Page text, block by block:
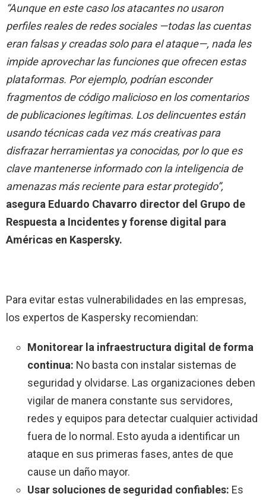
“Aunque en este caso los atacantes no usaron
perfiles reales de redes sociales —todas las cuentas
eran falsas y creadas solo para el ataque—, nada les
impide aprovechar las funciones que ofrecen estas
plataformas. Por ejemplo, podrían esconder
fragmentos de código malicioso en los comentarios
de publicaciones legítimas. Los delincuentes están
usando técnicas cada vez más creativas para
disfrazar herramientas ya conocidas, por lo que es
clave mantenerse informado con la inteligencia de
amenazas más reciente para estar protegido”,
asegura Eduardo Chavarro director del Grupo de
Respuesta a Incidentes y forense digital para
Américas en Kaspersky.
Para evitar estas vulnerabilidades en las empresas,
los expertos de Kaspersky recomiendan:
Monitorear la infraestructura digital de forma
continua: No basta con instalar sistemas de
seguridad y olvidarse. Las organizaciones deben
vigilar de manera constante sus servidores,
redes y equipos para detectar cualquier actividad
fuera de lo normal. Esto ayuda a identificar un
ataque en sus primeras fases, antes de que
cause un daño mayor.
Usar soluciones de seguridad confiables: Es